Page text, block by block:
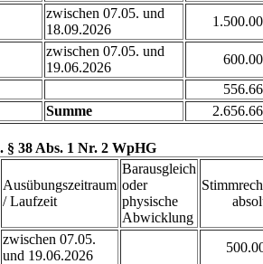
zwischen 07.05. und
18.09.2026
zwischen 07.05. und
19.06.2026
Summe
§ 38 Abs. 1 Nr. 2 WpHG
Ausübungszeitraum
/ Laufzeit
Barausgleich
oder
physische
Abwicklung
zwischen 07.05.
und 19.06.2026